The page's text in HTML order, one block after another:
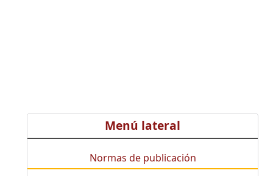
Menú lateral
Normas de publicación